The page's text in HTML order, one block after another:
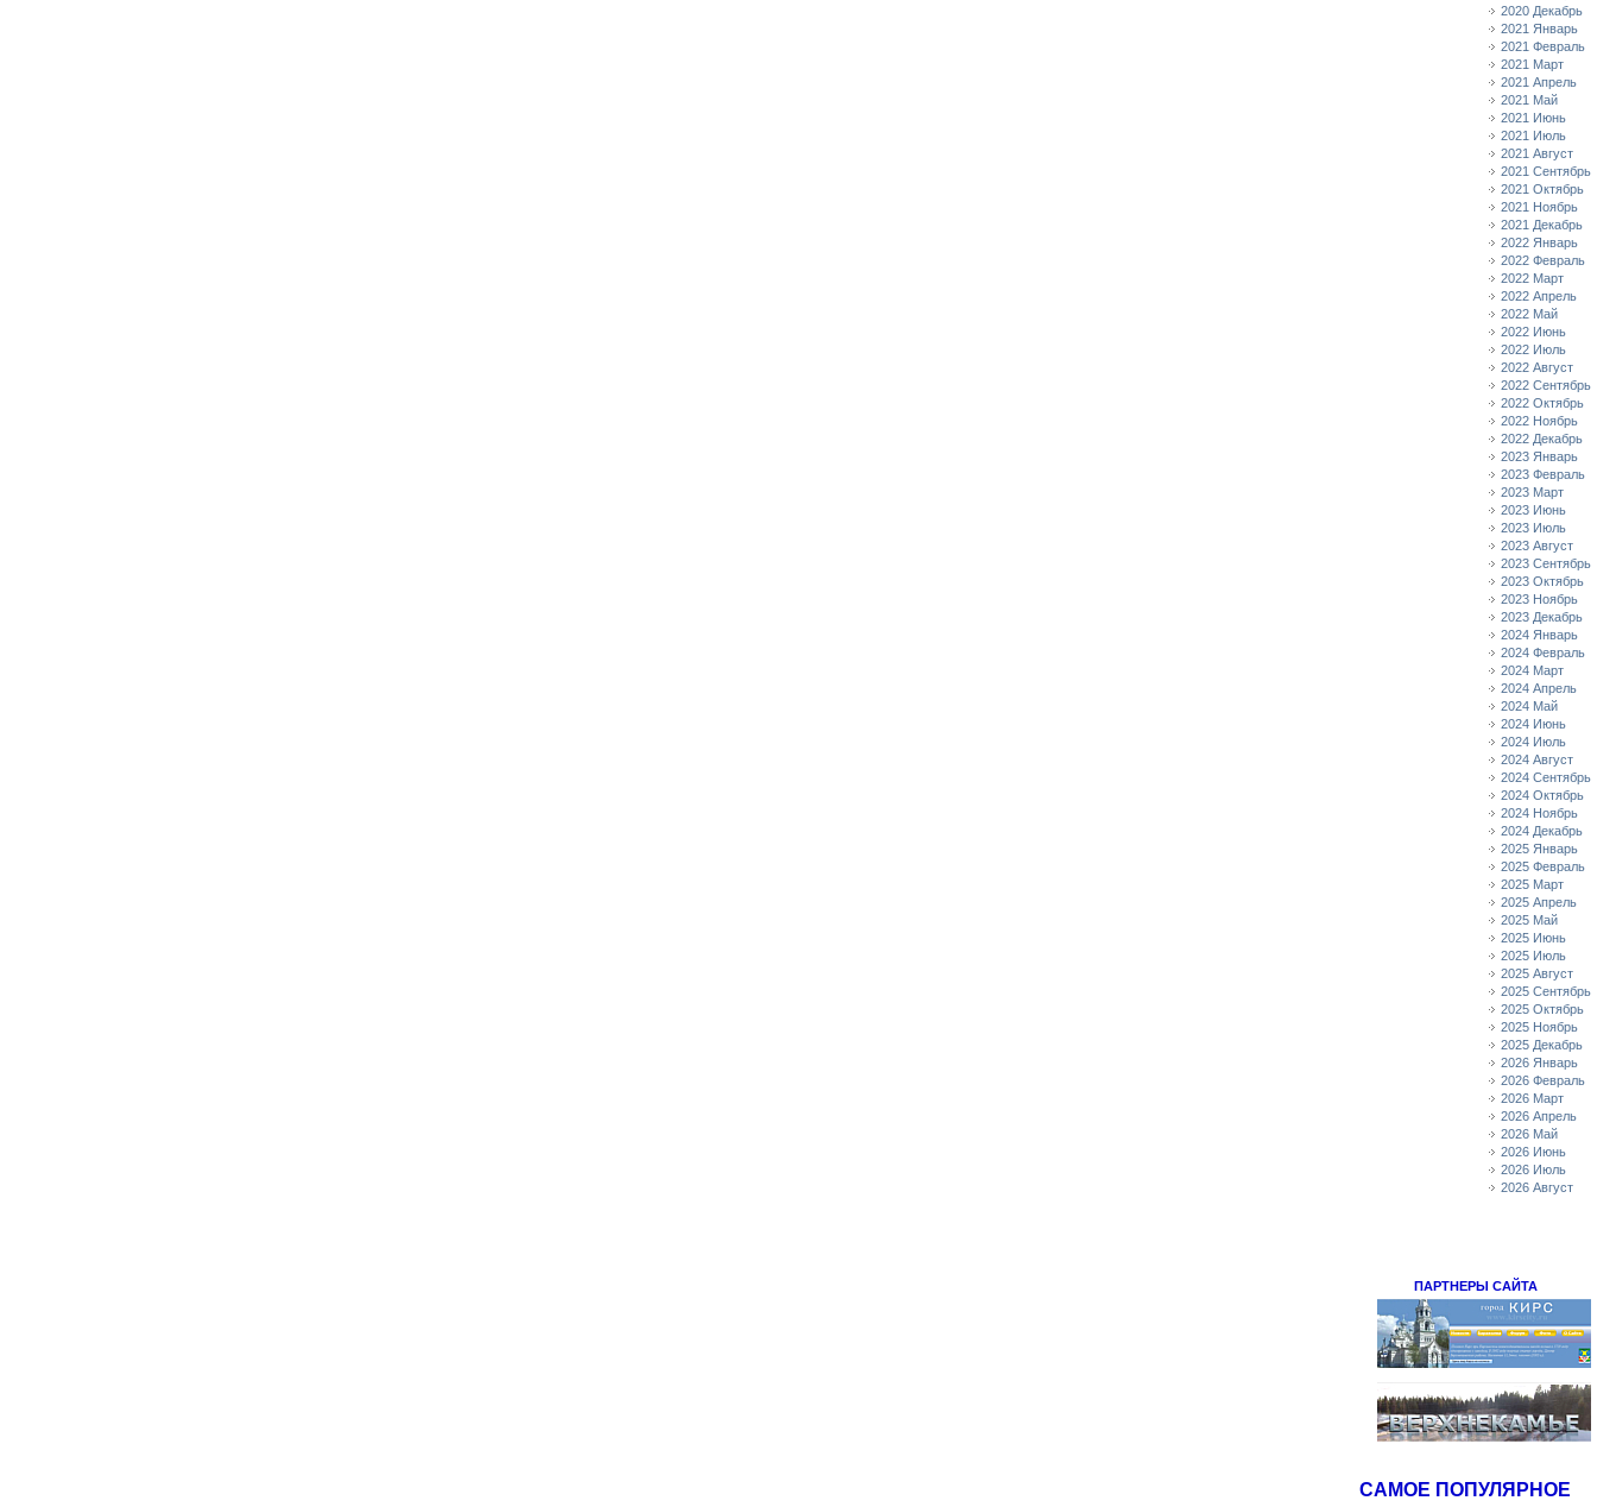
2020 Декабрь
2021 Январь
2021 Февраль
2021 Март
2021 Апрель
2021 Май
2021 Июнь
2021 Июль
2021 Август
2021 Сентябрь
2021 Октябрь
2021 Ноябрь
2021 Декабрь
2022 Январь
2022 Февраль
2022 Март
2022 Апрель
2022 Май
2022 Июнь
2022 Июль
2022 Август
2022 Сентябрь
2022 Октябрь
2022 Ноябрь
2022 Декабрь
2023 Январь
2023 Февраль
2023 Март
2023 Июнь
2023 Июль
2023 Август
2023 Сентябрь
2023 Октябрь
2023 Ноябрь
2023 Декабрь
2024 Январь
2024 Февраль
2024 Март
2024 Апрель
2024 Май
2024 Июнь
2024 Июль
2024 Август
2024 Сентябрь
2024 Октябрь
2024 Ноябрь
2024 Декабрь
2025 Январь
2025 Февраль
2025 Март
2025 Апрель
2025 Май
2025 Июнь
2025 Июль
2025 Август
2025 Сентябрь
2025 Октябрь
2025 Ноябрь
2025 Декабрь
2026 Январь
2026 Февраль
2026 Март
2026 Апрель
2026 Май
2026 Июнь
2026 Июль
2026 Август
ПАРТНЕРЫ САЙТА
САМОЕ ПОПУЛЯРНОЕ